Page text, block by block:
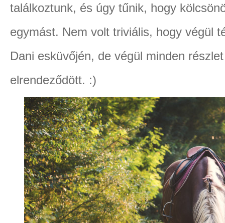
találkoztunk, és úgy tűnik, hogy
egymást. Nem volt triviális, hogy végül
Dani esküvőjén, de végül minden
elrendeződött. :)